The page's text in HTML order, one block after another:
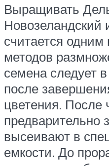
Выращивать
Новозеландский
считается
методов
семена следует
после
цветения. После
предварительно
высеивают в
емкости. До